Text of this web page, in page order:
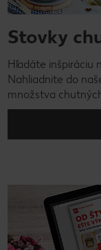
Stovky
Hľadáte inšpiráciu
Nahliadnite do
množstva